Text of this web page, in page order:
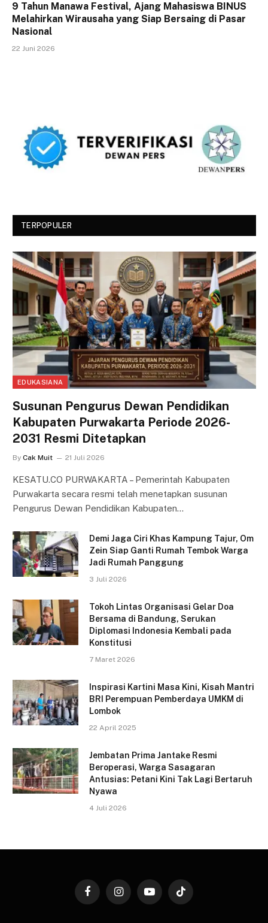
9 Tahun Manawa Festival, Ajang Mahasiswa BINUS
Melahirkan Wirausaha yang Siap Bersaing di Pasar
Nasional
22 Juni 2026
TERPOPULER
EDUKASIANA
Susunan Pengurus Dewan Pendidikan
Kabupaten Purwakarta Periode 2026-
2031 Resmi Ditetapkan
By Cak Muit 21 Juli 2026
KESATU.CO PURWAKARTA – Pemerintah Kabupaten
Purwakarta secara resmi telah menetapkan susunan
Pengurus Dewan Pendidikan Kabupaten…
Demi Jaga Ciri Khas Kampung Tajur, Om
Zein Siap Ganti Rumah Tembok Warga
Jadi Rumah Panggung
3 Juli 2026
Tokoh Lintas Organisasi Gelar Doa
Bersama di Bandung, Serukan
Diplomasi Indonesia Kembali pada
Konstitusi
7 Maret 2026
Inspirasi Kartini Masa Kini, Kisah Mantri
BRI Perempuan Pemberdaya UMKM di
Lombok
22 April 2025
Jembatan Prima Jantake Resmi
Beroperasi, Warga Sasagaran
Antusias: Petani Kini Tak Lagi Bertaruh
Nyawa
4 Juli 2026
FacebookInstagramYouTubeTikTok